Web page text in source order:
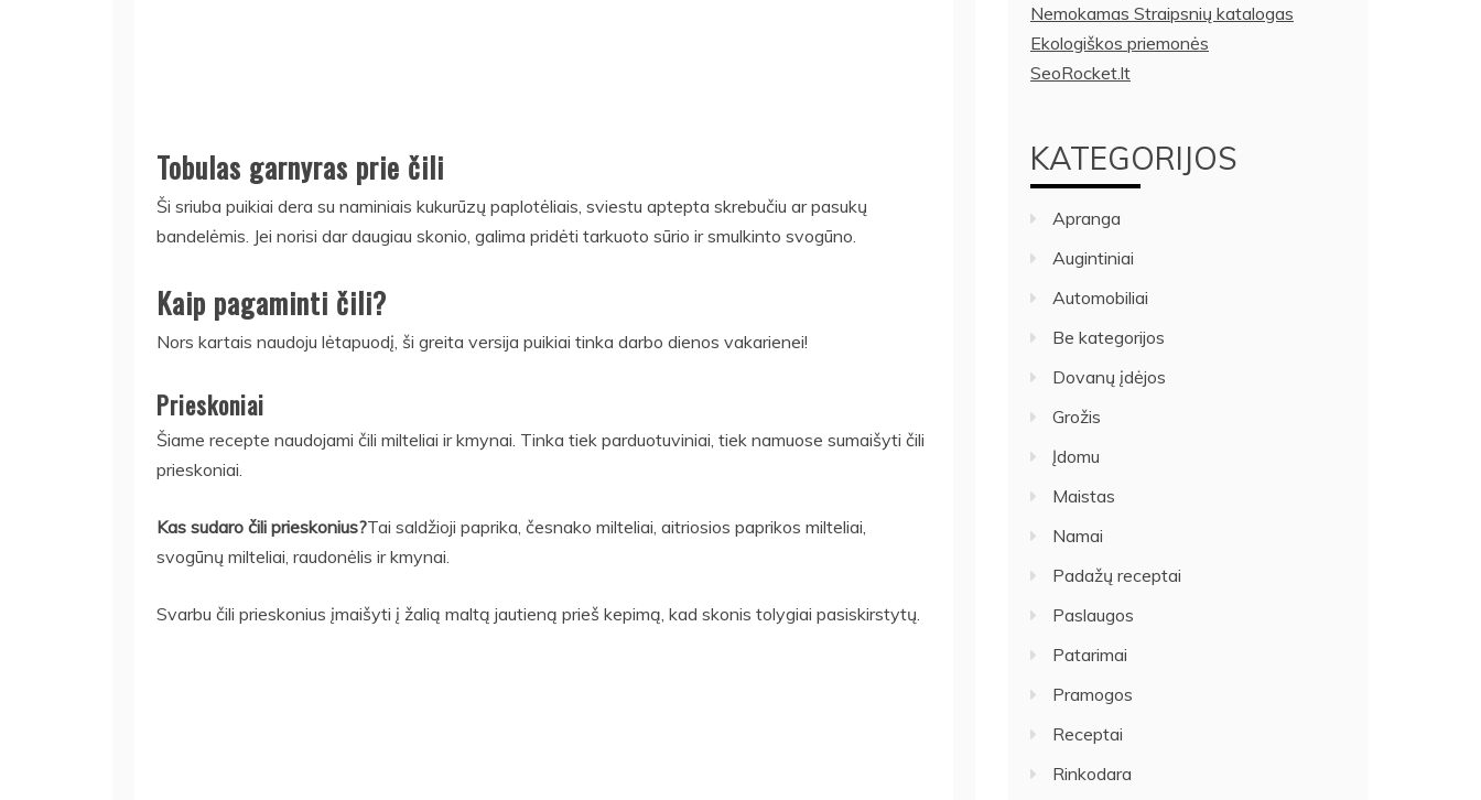
Tobulas garnyras prie čili
Ši sriuba puikiai dera su naminiais kukurūzų paplotėliais, sviestu aptepta skrebučiu ar pasukų
bandelėmis. Jei norisi dar daugiau skonio, galima pridėti tarkuoto sūrio ir smulkinto svogūno.
Kaip pagaminti čili?
Nors kartais naudoju lėtapuodį, ši greita versija puikiai tinka darbo dienos vakarienei!
Prieskoniai
Šiame recepte naudojami čili milteliai ir kmynai. Tinka tiek parduotuviniai, tiek namuose sumaišyti čili
prieskoniai.
Kas sudaro čili prieskonius?Tai saldžioji paprika, česnako milteliai, aitriosios paprikos milteliai,
svogūnų milteliai, raudonėlis ir kmynai.
Svarbu čili prieskonius įmaišyti į žalią maltą jautieną prieš kepimą, kad skonis tolygiai pasiskirstytų.
Nemokamas Straipsnių katalogas
Ekologiškos priemonės
SeoRocket.lt
KATEGORIJOS
Apranga
Augintiniai
Automobiliai
Be kategorijos
Dovanų įdėjos
Grožis
Įdomu
Maistas
Namai
Padažų receptai
Paslaugos
Patarimai
Pramogos
Receptai
Rinkodara